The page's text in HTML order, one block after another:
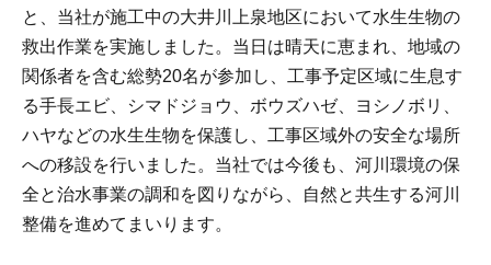
と、当社が施工中の大井川上泉地区において水生生物の
救出作業を実施しました。当日は晴天に恵まれ、地域の
関係者を含む総勢20名が参加し、工事予定区域に生息す
る手長エビ、シマドジョウ、ボウズハゼ、ヨシノボリ、
ハヤなどの水生生物を保護し、工事区域外の安全な場所
への移設を行いました。当社では今後も、河川環境の保
全と治水事業の調和を図りながら、自然と共生する河川
整備を進めてまいります。